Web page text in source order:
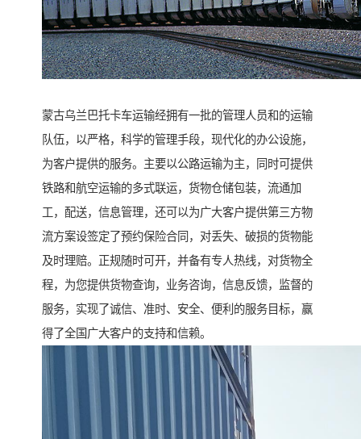
蒙古乌兰巴托卡车运输经拥有一批的管理人员和的运输
队伍，以严格，科学的管理手段，现代化的办公设施，
为客户提供的服务。主要以公路运输为主，同时可提供
铁路和航空运输的多式联运，货物仓储包装，流通加
工，配送，信息管理，还可以为广大客户提供第三方物
流方案设签定了预约保险合同，对丢失、破损的货物能
及时理赔。正规随时可开，并备有专人热线，对货物全
程，为您提供货物查询，业务咨询，信息反馈，监督的
服务，实现了诚信、准时、安全、便利的服务目标，赢
得了全国广大客户的支持和信赖。